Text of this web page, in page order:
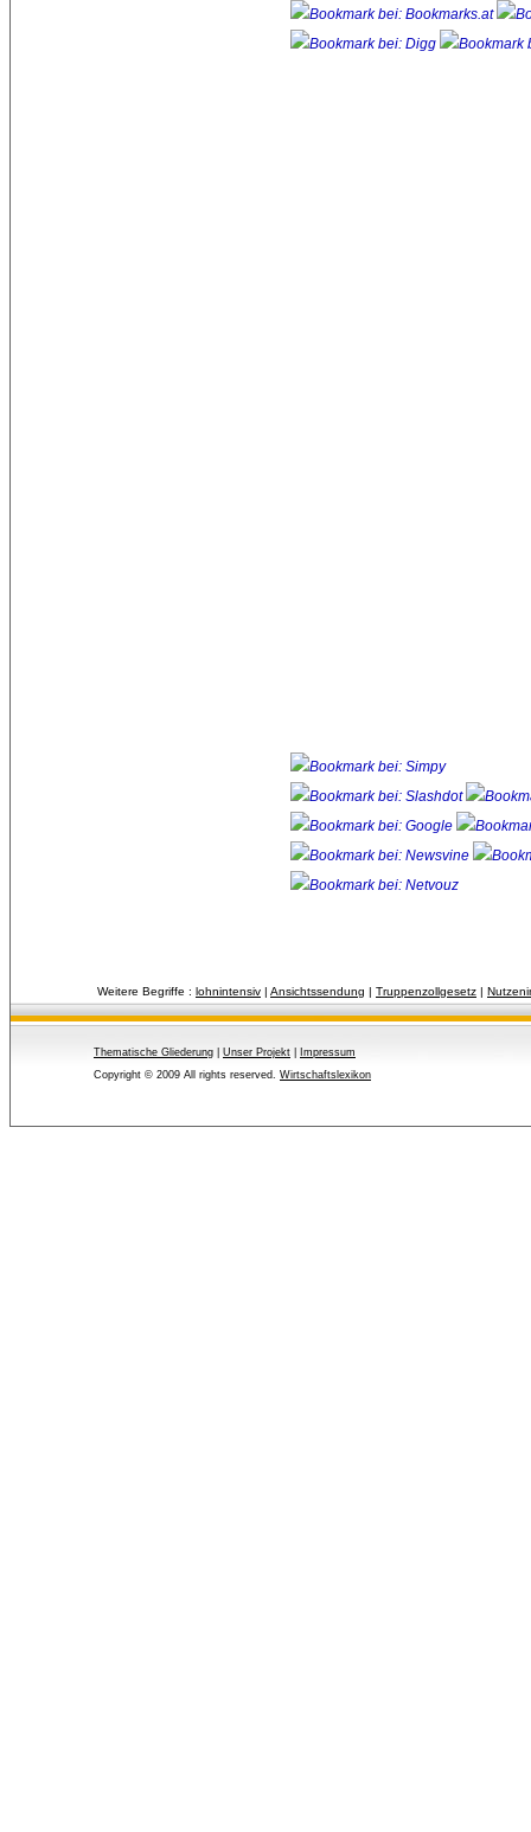
Weitere Begriffe : lohnintensiv | Ansichtssendung | Truppenzollgesetz |
Thematische Gliederung Unser Projekt
Impressum
Copyright © 2009 All rights reserved. Wirtschaftslexikon